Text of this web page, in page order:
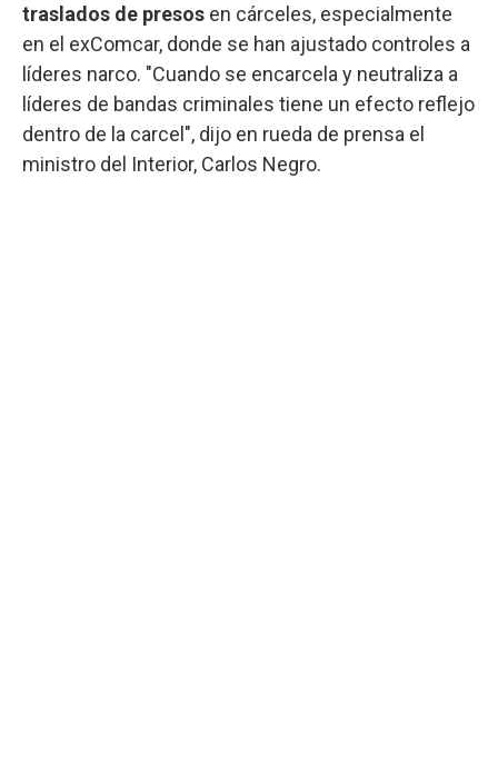
traslados de presos en cárceles, especialmente
en el exComcar, donde se han ajustado controles a
líderes narco. "Cuando se encarcela y neutraliza a
líderes de bandas criminales tiene un efecto reflejo
dentro de la carcel", dijo en rueda de prensa el
ministro del Interior, Carlos Negro.